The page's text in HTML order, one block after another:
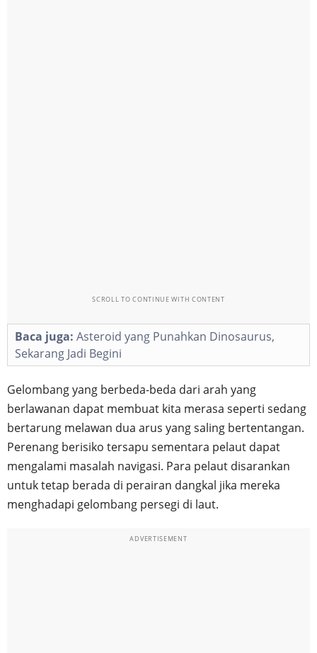
SCROLL TO CONTINUE WITH CONTENT
Baca juga: Asteroid yang Punahkan Dinosaurus,
Sekarang Jadi Begini
Gelombang yang berbeda-beda dari arah yang
berlawanan dapat membuat kita merasa seperti sedang
bertarung melawan dua arus yang saling bertentangan.
Perenang berisiko tersapu sementara pelaut dapat
mengalami masalah navigasi. Para pelaut disarankan
untuk tetap berada di perairan dangkal jika mereka
menghadapi gelombang persegi di laut.
ADVERTISEMENT